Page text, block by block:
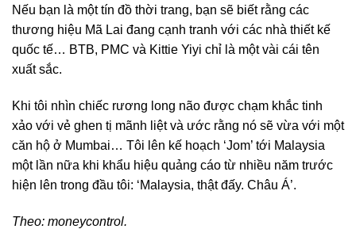
Nếu bạn là một tín đồ thời trang, bạn sẽ biết rằng các
thương hiệu Mã Lai đang cạnh tranh với các nhà thiết kế
quốc tế… BTB, PMC và Kittie Yiyi chỉ là một vài cái tên
xuất sắc.
Khi tôi nhìn chiếc rương long não được chạm khắc tinh
xảo với vẻ ghen tị mãnh liệt và ước rằng nó sẽ vừa với một
căn hộ ở Mumbai… Tôi lên kế hoạch ‘Jom’ tới Malaysia
một lần nữa khi khẩu hiệu quảng cáo từ nhiều năm trước
hiện lên trong đầu tôi: ‘Malaysia, thật đấy. Châu Á’.
Theo: moneycontrol.